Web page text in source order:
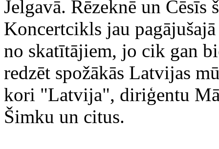
Jelgavā. Rēzeknē un Cēsīs
Koncertcikls jau
no skatītājiem, jo cik gan
redzēt spožākās Latvijas
kori "Latvija", diriģentu
Šimku un citus.